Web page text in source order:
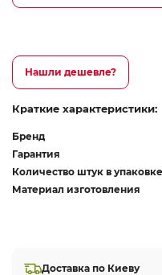
Нашли дешевле?
Краткие характеристики:
Бренд
Гарантия
Количество штук в упаковке
Материал изготовления
Доставка по Киеву